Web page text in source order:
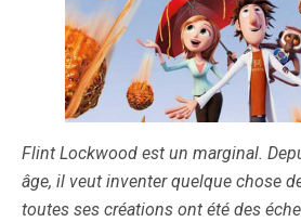
Flint Lockwood est un marginal.
âge, il veut inventer quelque chose
toutes ses créations ont été des